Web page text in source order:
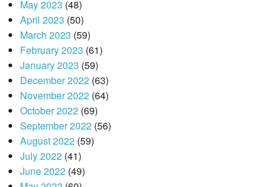
May 2023 (48)
April 2023 (50)
March 2023 (59)
February 2023 (61)
January 2023 (59)
December 2022(63)
November 2022(64)
October 2022(69)
September 2022(56)
August 2022(59)
July 2022(41)
June 2022(49)